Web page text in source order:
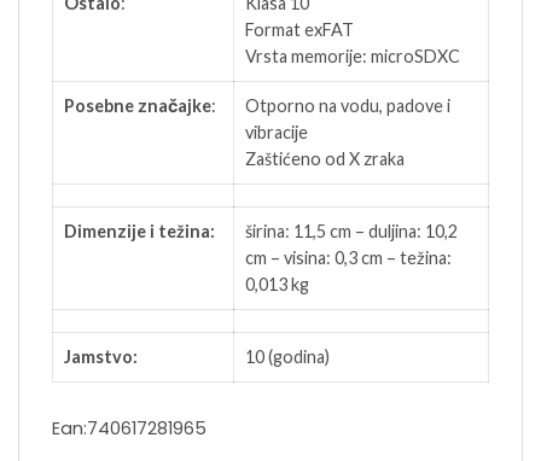
Format exFAT
Vrsta memorije: microSDXC
Posebne značajke:
Otporno na vodu, padove i
vibracije
Zaštićeno od X zraka
Dimenzije i težina:
širina: 11,5 cm – duljina: 10,2
cm – visina: 0,3 cm – težina:
0,013 kg
Jamstvo: 10 (godina)
Ean:740617281965